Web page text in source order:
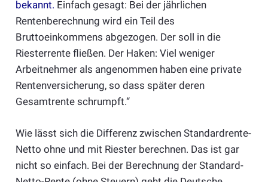
bekannt. Einfach gesagt: Bei der jährlichen
Rentenberechnung wird ein Teil des
Bruttoeinkommens abgezogen. Der soll in die
Riesterrente fließen. Der Haken: Viel weniger
Arbeitnehmer als angenommen haben eine private
Rentenversicherung, so dass später deren
Gesamtrente schrumpft.“
Wie lässt sich die Differenz zwischen Standardrente-
Netto ohne und mit Riester berechnen. Das ist gar
nicht so einfach. Bei der Berechnung der Standard-